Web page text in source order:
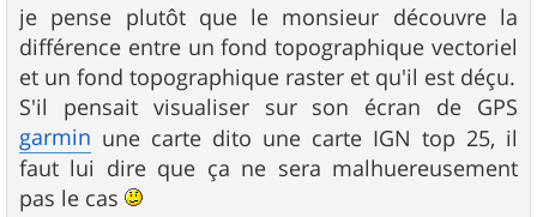
s
s
a
g
e
je pense plutôt que le monsieur découvre la
différence entre un fond topographique vectoriel
et un fond topographique raster et qu'il est déçu.
S'il pensait visualiser sur son écran de GPS
garmin une carte dito une carte IGN top 25, il
faut lui dire que ça ne sera malhuereusement
pas le cas